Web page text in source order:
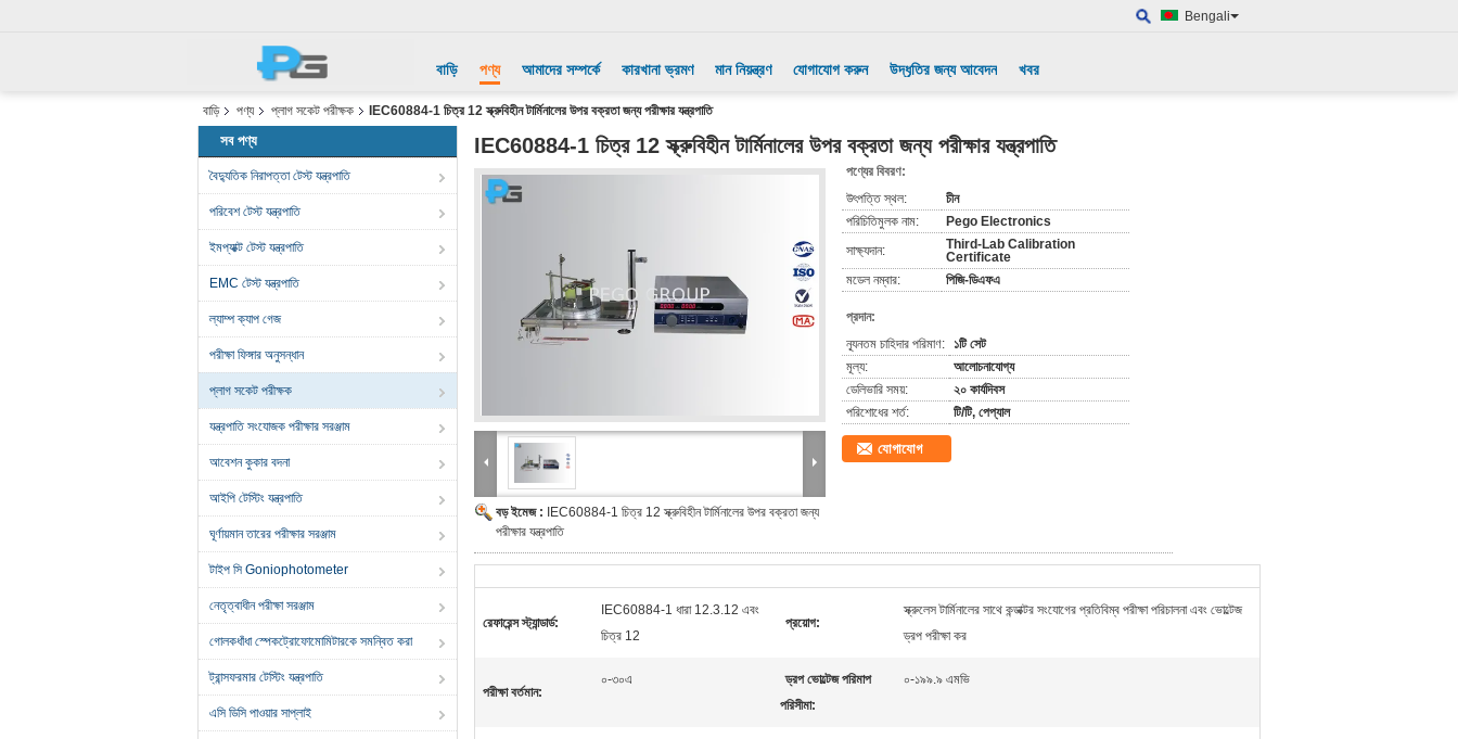
Bengali
বাড়ি পণ্য আমাদের সম্পর্কে কারখানা ভ্রমণ মান নিয়ন্ত্রণ যোগাযোগ করুন উদ্ধৃতির জন্য আবেদন খবর
বাড়ি পণ্য প্লাগ সকেট পরীক্ষক IEC60884-1 চিত্র 12 স্ক্রুবিহীন টার্মিনালের উপর বক্রতা জন্য পরীক্ষার যন্ত্রপাতি
সব পণ্য
বৈদ্যুতিক নিরাপত্তা টেস্ট যন্ত্রপাতি
পরিবেশ টেস্ট যন্ত্রপাতি
ইমপ্যাক্ট টেস্ট যন্ত্রপাতি
EMC টেস্ট যন্ত্রপাতি
ল্যাম্প ক্যাপ গেজ
পরীক্ষা ফিঙ্গার অনুসন্ধান
প্লাগ সকেট পরীক্ষক
যন্ত্রপাতি সংযোজক পরীক্ষার সরঞ্জাম
আবেশন কুকার বদনা
আইপি টেস্টিং যন্ত্রপাতি
ঘূর্ণায়মান তারের পরীক্ষার সরঞ্জাম
টাইপ সি Goniophotometer
নেতৃত্বাধীন পরীক্ষা সরঞ্জাম
গোলকধাঁধা স্পেকট্রোফোমোমিটারকে সমন্বিত করা
ট্রান্সফরমার টেস্টিং যন্ত্রপাতি
এসি ডিসি পাওয়ার সাপ্লাই
IEC60884-1 চিত্র 12 স্ক্রুবিহীন টার্মিনালের উপর বক্রতা জন্য পরীক্ষার যন্ত্রপাতি
বড় ইমেজ :
IEC60884-1 চিত্র 12 স্ক্রুবিহীন টার্মিনালের উপর বক্রতা জন্য
পরীক্ষার যন্ত্রপাতি
পণ্যের বিবরণ:
উৎপত্তি স্থল:
চীন
পরিচিতিমুলক নাম:
Pego Electronics
সাক্ষ্যদান:
Third-Lab Calibration
Certificate
মডেল নম্বার:
পিজি-ডিএফএ
প্রদান:
ন্যূনতম চাহিদার পরিমাণ:
১টি সেট
মূল্য:
আলোচনাযোগ্য
ডেলিভারি সময়:
২০ কার্যদিবস
পরিশোধের শর্ত:
টি/টি, পেপ্যাল
যোগাযোগ
রেফারেন্স স্ট্যান্ডার্ড:
IEC60884-1 ধারা 12.3.12 এবং
চিত্র 12
প্রয়োগ:
স্ক্রুলেস টার্মিনালের সাথে কন্ডাক্টর সংযোগের প্রতিবিম্ব পরীক্ষা পরিচালনা এবং ভোল্টেজ
ড্রপ পরীক্ষা কর
পরীক্ষা বর্তমান:
০-৩০এ
ড্রপ ভোল্টেজ পরিমাপ
পরিসীমা:
০-১৯৯.৯ এমভি